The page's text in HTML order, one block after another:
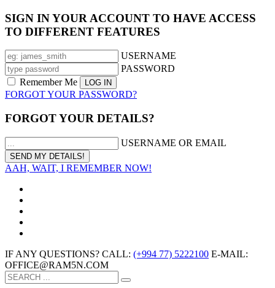
SIGN IN YOUR ACCOUNT TO HAVE ACCESS
TO DIFFERENT FEATURES
USERNAME
PASSWORD
Remember Me
FORGOT YOUR PASSWORD?
FORGOT YOUR DETAILS?
USERNAME OR EMAIL
AAH, WAIT, I REMEMBER NOW!
IF ANY QUESTIONS? CALL: (+994 77) 5222100 E-MAIL:
OFFICE@RAM5N.COM